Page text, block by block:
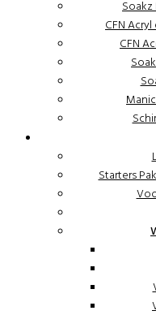
CFN
CFN
Starters